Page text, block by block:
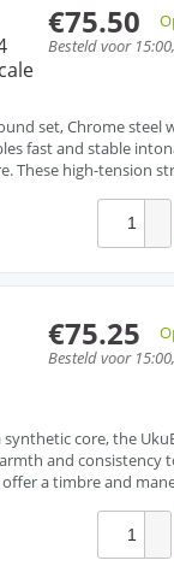
€75.50
Besteld voor
set, Chrome
fast and stable
These high-tension
€75.25
Besteld voor
core, the
and consistency
a timbre and